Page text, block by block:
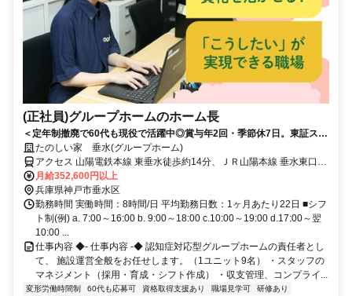
(正社員)グループホームのホーム長
＜定年制撤廃で60代も現役で活躍中◎賞与年2回・季節休7日。東証スタ
ンダード上場◎＞経験を評価！施設ごとに色を出せる、裁量あるグルー
プホーム
たのしい家 垂水(グループホーム)
アクセス 山陽電鉄本線 東垂水徒歩約14分、ＪＲ山陽本線 垂水東口徒
歩約14分、山陽電鉄本線 山陽垂水西側改札口徒歩約15分 JR神戸線
「垂水」駅から徒歩約16分
月給352,600円以上
兵庫県神戸市垂水区
勤務時間 実働時間：8時間/日 平均勤務日数：1ヶ月あたり22日 ■シフ
ト制(例) a. 7:00～16:00 b. 9:00～18:00 c.10:00～19:00 d.17:00～翌
10:00 ...
仕事内容 ◆- 仕事内容 -◆ 認知症対応型グループホームの責任者とし
て、 施設運営全般をお任せします。（1ユニット9名） ・スタッフの
マネジメント（採用・育成・シフト作成） ・収支管理、コンプライ...
変形労働時間制 60代も応募可 資格取得支援あり 職場見学可
研修あり